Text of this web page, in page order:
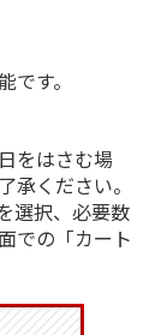
です。
をはさむ場
ください。
選択、必要数
での「カート